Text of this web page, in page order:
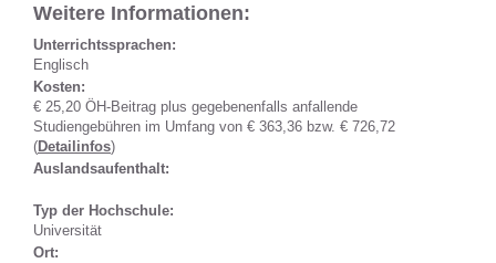
Weitere Informationen:
Unterrichtssprachen:
Englisch
Kosten:
€ 25,20 ÖH-Beitrag plus gegebenenfalls anfallende
Studiengebühren im Umfang von € 363,36 bzw. € 726,72
(Detailinfos)
Auslandsaufenthalt:
Typ der Hochschule:
Universität
Ort: